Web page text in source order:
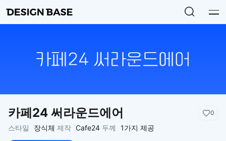
카페24 써라운드에어 0
스타일 장식체 제작 Cafe24 두께 1가지 제공